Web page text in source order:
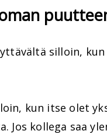
silloin, kun
kun itse olet
Jos kollega saa